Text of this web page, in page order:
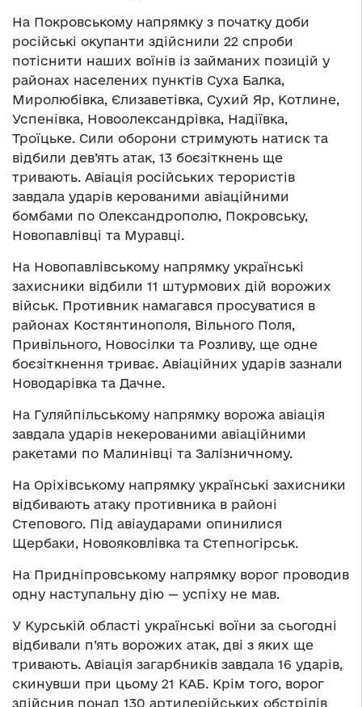
На Покровському напрямку з початку доби
російські окупанти здійснили 22 спроби
потіснити наших воїнів із займаних позицій у
районах населених пунктів Суха Балка,
Миролюбівка, Єлизаветівка, Сухий Яр, Котлине,
Успенівка, Новоолександрівка, Надіївка,
Троїцьке. Сили оборони стримують натиск та
відбили дев’ять атак, 13 боєзіткнень ще
тривають. Авіація російських терористів
завдала ударів керованими авіаційними
бомбами по Олександрополю, Покровську,
Новопавлівці та Муравці.
На Новопавлівському напрямку українські
захисники відбили 11 штурмових дій ворожих
військ. Противник намагався просуватися в
районах Костянтинополя, Вільного Поля,
Привільного, Новосілки та Розливу, ще одне
боєзіткнення триває. Авіаційних ударів зазнали
Новодарівка та Дачне.
На Гуляйпільському напрямку ворожа авіація
завдала ударів некерованими авіаційними
ракетами по Малинівці та Залізничному.
На Оріхівському напрямку українські захисники
відбивають атаку противника в районі
Степового. Під авіаударами опинилися
Щербаки, Новояковлівка та Степногірськ.
На Придніпровському напрямку ворог проводив
одну наступальну дію — успіху не мав.
У Курській області українські воїни за сьогодні
відбивали п’ять ворожих атак, дві з яких ще
тривають. Авіація загарбників завдала 16 ударів,
скинувши при цьому 21 КАБ. Крім того, ворог
здійснив понад 130 артилерійських обстрілів